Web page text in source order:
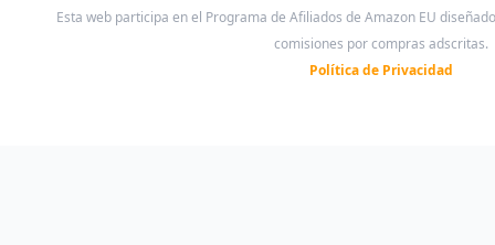
Esta web participa en el Programa de Afiliados de Amazon EU
comisiones por compras adscritas.
Política de Privacidad